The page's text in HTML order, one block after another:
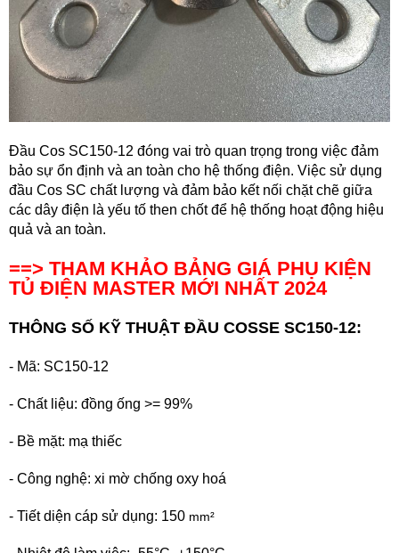
Đầu Cos SC150-12 đóng vai trò quan trọng trong việc đảm
bảo sự ổn định và an toàn cho hệ thống điện. Việc sử dụng
đầu Cos SC chất lượng và đảm bảo kết nối chặt chẽ giữa
các dây điện là yếu tố then chốt để hệ thống hoạt động hiệu
quả và an toàn.
==> THAM KHẢO BẢNG GIÁ PHỤ KIỆN
TỦ ĐIỆN MASTER MỚI NHẤT 2024
THÔNG SỐ KỸ THUẬT ĐẦU COSSE SC150-12:
- Mã: SC150-12
- Chất liệu: đồng ống >= 99%
- Bề mặt: mạ thiếc
- Công nghệ: xi mờ chống oxy hoá
- Tiết diện cáp sử dụng: 150 mm²